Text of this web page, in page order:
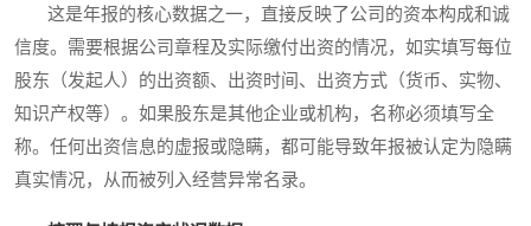
这是年报的核心数据之一，直接反映了公司的资本构成和诚
信度。需要根据公司章程及实际缴付出资的情况，如实填写每位
股东（发起人）的出资额、出资时间、出资方式（货币、实物、
知识产权等）。如果股东是其他企业或机构，名称必须填写全
称。任何出资信息的虚报或隐瞒，都可能导致年报被认定为隐瞒
真实情况，从而被列入经营异常名录。